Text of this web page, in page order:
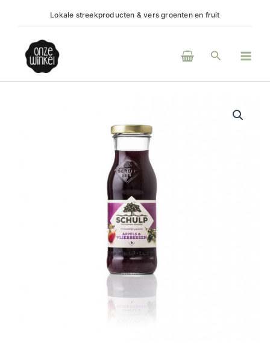
inhoud
Lokale streekproducten & vers groenten en fruit
Zoeken